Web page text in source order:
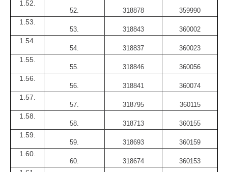
1.52.
52. 318878 359990
1.53.
53. 318843 360002
1.54.
54. 318837 360023
1.55.
55. 318846 360056
1.56.
56. 318841 360074
1.57.
57. 318795 360115
1.58.
58. 318713 360155
1.59.
59. 318693 360159
1.60.
60. 318674 360153